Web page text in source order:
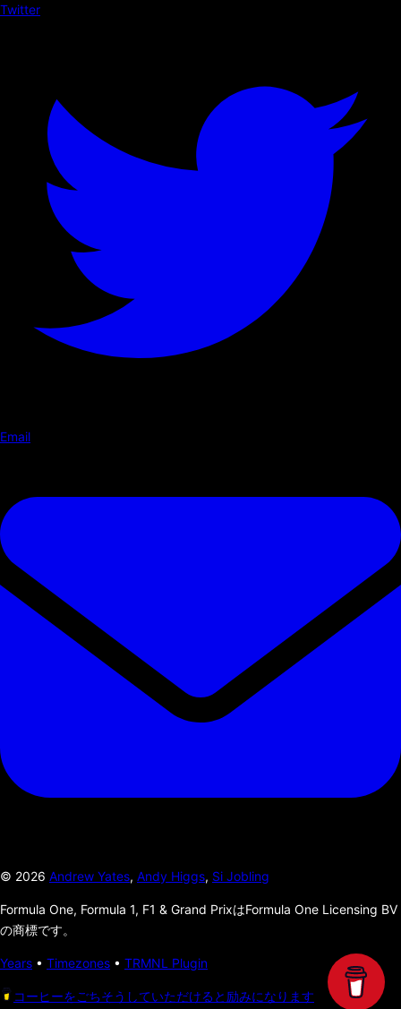
Twitter
Email
© 2026 Andrew Yates, Andy Higgs, Si Jobling
Formula One, Formula 1, F1 & Grand PrixはFormula One Licensing BV
の商標です。
Years • Timezones • TRMNL Plugin
コーヒーをごちそうしていただけると励みになります